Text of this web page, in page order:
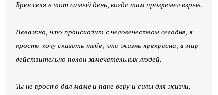
Брюсселя в тот самый день, когда там прогремел взрыв.
Неважно, что происходит с человечеством сегодня, я
просто хочу сказать тебе, что жизнь прекрасна, а мир
действительно полон замечательных людей.
Ты не просто дал маме и папе веру и силы для жизни,